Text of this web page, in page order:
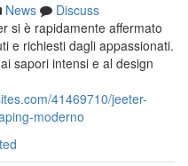
News
Discuss
si è rapidamente affermato
e richiesti dagli appassionati.
sapori intensi e al design
41469710/jeeter-
moderno